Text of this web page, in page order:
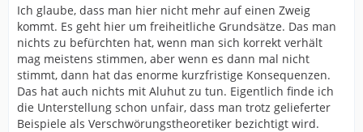
Anwendungen liegen die massenhaften
Rechenressourcen, die dafür nötig sind, nicht lokal rum,
sondern sind meist über das Internet erreichbar ("in
der Cloud") und dahin müssen die Daten dann auch
erstmal fließen, damit die KI-Algorithmen sie
analysieren können. Drei von sechzehn
Innenministerien/Polizeien nutzen diese Software schon
in verschiedenem Maße, aber die Nutzung soll noch
Ich glaube, dass man hier nicht mehr auf einen Zweig
kommt. Es geht hier um freiheitliche Grundsätze. Das man
nichts zu befürchten hat, wenn man sich korrekt verhält
mag meistens stimmen, aber wenn es dann mal nicht
stimmt, dann hat das enorme kurzfristige Konsequenzen.
Das hat auch nichts mit Aluhut zu tun. Eigentlich finde ich
die Unterstellung schon unfair, dass man trotz gelieferter
Beispiele als Verschwörungstheoretiker bezichtigt wird.